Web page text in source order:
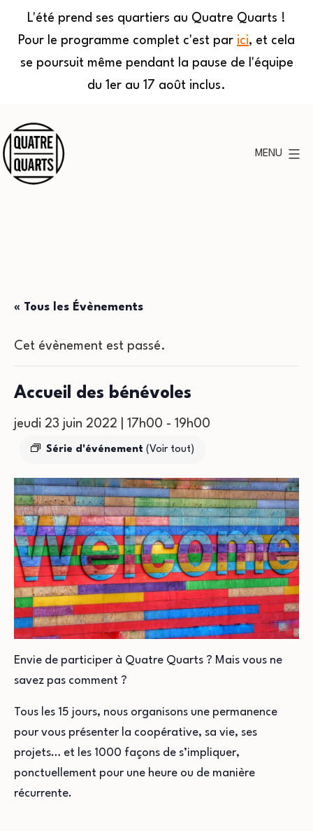
L'été prend ses quartiers au Quatre Quarts !
Pour le programme complet c'est par ici, et cela
se poursuit même pendant la pause de l'équipe
du 1er au 17 août inclus.
au
contenu
MENU
« Tous les Évènements
Cet évènement est passé.
Accueil des bénévoles
jeudi 23 juin 2022 | 17h00 - 19h00
Série d'événement (Voir tout)
Envie de participer à Quatre Quarts ? Mais vous ne
savez pas comment ?
Tous les 15 jours, nous organisons une permanence
pour vous présenter la coopérative, sa vie, ses
projets… et les 1000 façons de s’impliquer,
ponctuellement pour une heure ou de manière
récurrente.